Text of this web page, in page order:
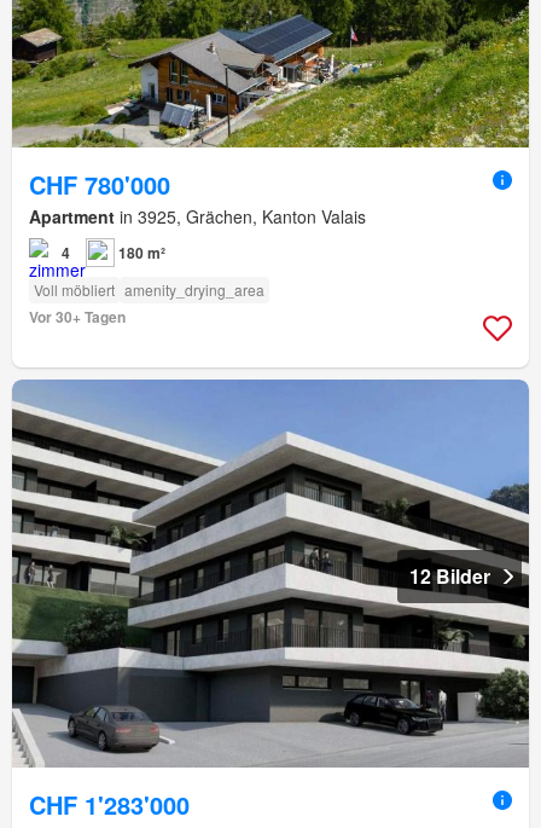
CHF 780'000
Apartment in 3925, Grächen, Kanton Valais
4 180 m²
Voll möbliert amenity_drying_area
Vor 30+ Tagen
12 Bilder
CHF 1'283'000